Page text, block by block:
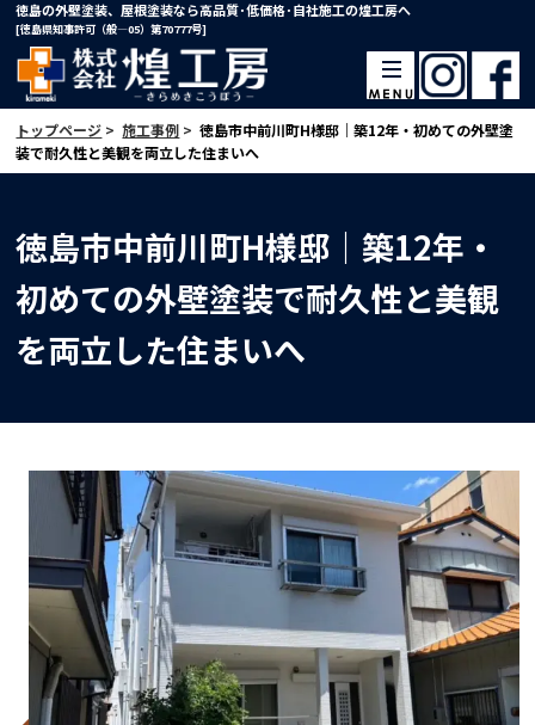
徳島の外壁塗装、屋根塗装なら高品質･低価格･自社施工の煌工房へ
[徳島県知事許可（般―05）第70777号]
トップページ > 施工事例 > 徳島市中前川町H様邸｜築12年・初めての外壁塗
装で耐久性と美観を両立した住まいへ
徳島市中前川町H様邸｜築12年・
初めての外壁塗装で耐久性と美観
を両立した住まいへ